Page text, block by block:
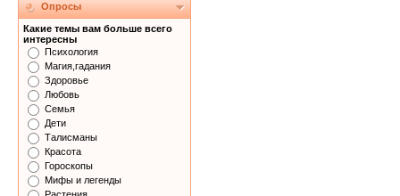
Опросы
Какие темы вам больше всего
интересны
Психология
Магия,гадания
Здоровье
Любовь
Семья
Дети
Талисманы
Красота
Гороскопы
Мифы и легенды